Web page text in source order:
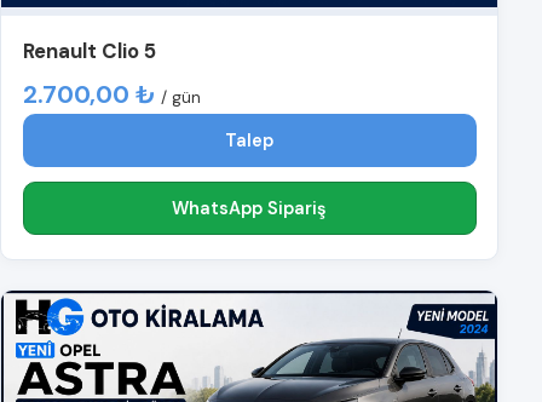
Renault Clio 5
2.700,00 ₺ / gün
Talep
WhatsApp Sipariş